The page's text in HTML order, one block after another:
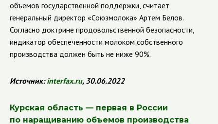
объемов государственной поддержки, считает
генеральный директор «Союзмолока» Артем Белов.
Согласно доктрине продовольственной безопасности,
индикатор обеспеченности молоком собственного
производства должен быть не ниже 90%.
Источник:interfax.ru, 30.06.2022
Курская область — первая в России
по наращиванию объемов производства